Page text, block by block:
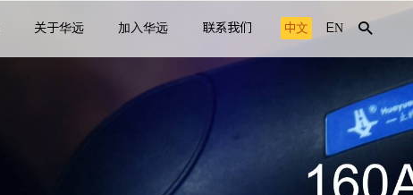
关于华远 加入华远 联系我们 中文 EN 